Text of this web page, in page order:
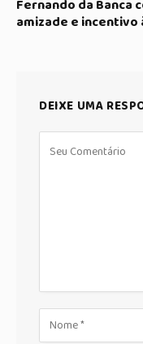
Fernando da Banca
amizade e
DEIXE UMA